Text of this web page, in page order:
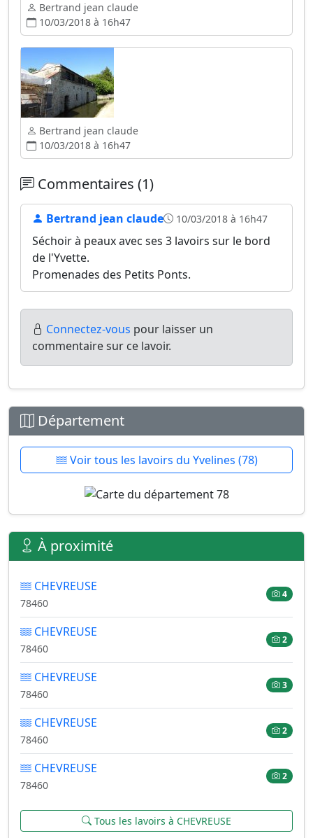
Bertrand jean claude
10/03/2018 à 16h47
Bertrand jean claude
10/03/2018 à 16h47
Commentaires (1)
Bertrand jean claude 10/03/2018 à 16h47
Séchoir à peaux avec ses 3 lavoirs sur le bord
de l'Yvette.
Promenades des Petits Ponts.
Connectez-vous pour laisser un
commentaire sur ce lavoir.
Département
Voir tous les lavoirs du Yvelines (78)
À proximité
CHEVREUSE
78460
4
CHEVREUSE
78460
2
CHEVREUSE
78460
3
CHEVREUSE
78460
2
CHEVREUSE
78460
2
Tous les lavoirs à CHEVREUSE